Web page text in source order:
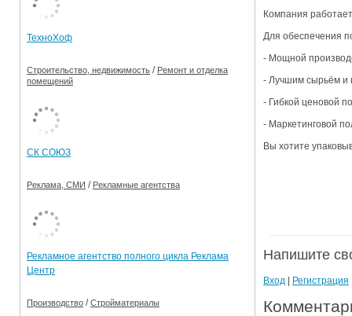
Ограничения движения транспорта на майские
Компания
Для обеспечения
- Мощной
- Лучшим сырьём и
- Гибкой ценовой
- Маркетинговой
Вы хотите
Напишите
Вход Регистрация
ТехноХоф
Строительство, недвижимость / Ремонт и отделка
помещений
СК СОЮЗ
Реклама, СМИ / Рекламные агентства
Рекламное агентство полного цикла Реклама
Центр
Производство /Стройматериалы